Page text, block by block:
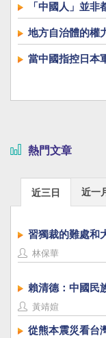
「中國人」並非
地方自治體的權
當中國指控日本
熱門文章
近三日 近一
習獨裁的難處和
林保華
賴清德：中國民
黃靖媗
從熊本震災看台